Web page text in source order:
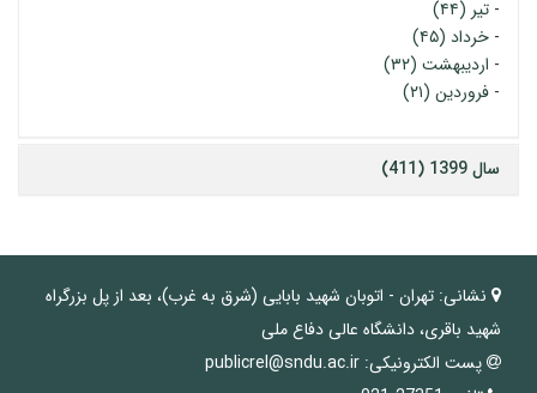
- تیر (۴۴)
- خرداد (۴۵)
- اردیبهشت (۳۲)
- فروردین (۲۱)
سال 1399 (411)
نشانی: تهران - اتوبان شهید بابایی (شرق به غرب)، بعد از پل بزرگراه
شهید باقری، دانشگاه عالی دفاع ملی
پست الکترونیکی: publicrel@sndu.ac.ir